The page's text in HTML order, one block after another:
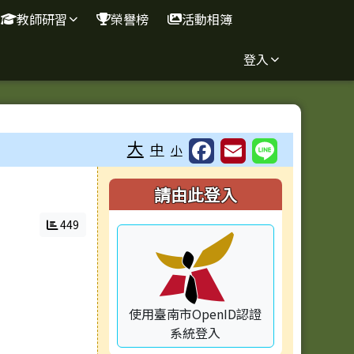
教師研習 榮譽榜 活動相簿
登入
⏸
大 中 小
449
右邊區域內容
請由此登入
使用臺南市OpenID認證
系統登入